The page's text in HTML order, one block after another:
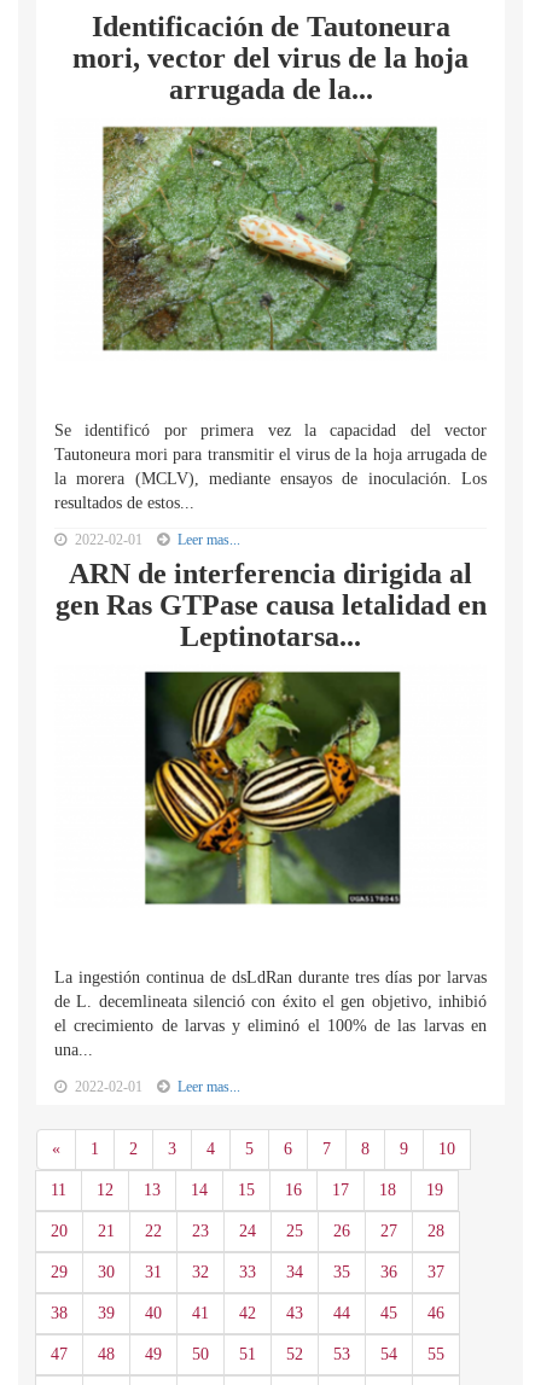
Identificación de Tautoneura
mori, vector del virus de la hoja
arrugada de la...
Se identificó por primera vez la capacidad del vector
Tautoneura mori para transmitir el virus de la hoja arrugada de
la morera (MCLV), mediante ensayos de inoculación. Los
resultados de estos...
2022-02-01 Leer mas...
ARN de interferencia dirigida al
gen Ras GTPase causa letalidad en
Leptinotarsa...
La ingestión continua de dsLdRan durante tres días por larvas
de L. decemlineata silenció con éxito el gen objetivo, inhibió
el crecimiento de larvas y eliminó el 100% de las larvas en
una...
2022-02-01 Leer mas...
«Anterior
1 2 3 4 5 6 7 8 9 10
11 12 13 14 15 16 17 18 19
20 21 22 23 24 25 26 27 28
29 30 31 32 33 34 35 36 37
38 39 40 41 42 43 44 45 46
47 48 49 50 51 52 53 54 55